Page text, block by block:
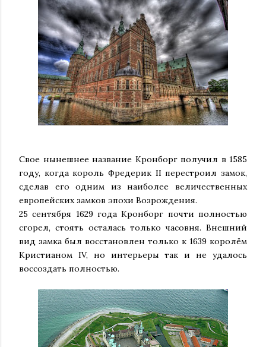
Свое нынешнее название Кронборг получил в 1585
году, когда король Фредерик II перестроил замок,
сделав его одним из наиболее величественных
европейских замков эпохи Возрождения.
25 сентября 1629 года Кронборг почти полностью
сгорел, стоять осталась только часовня. Внешний
вид замка был восстановлен только к 1639 королём
Кристианом IV, но интерьеры так и не удалось
воссоздать полностью.